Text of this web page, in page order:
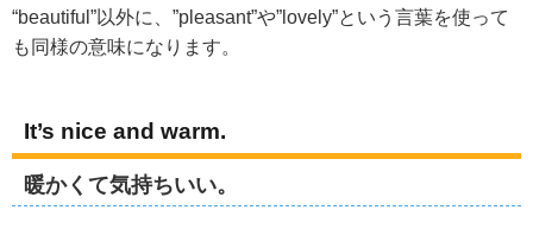
“beautiful”以外に、”pleasant”や”lovely”という言葉を使って
も同様の意味になります。
It’s nice and warm.
暖かくて気持ちいい。